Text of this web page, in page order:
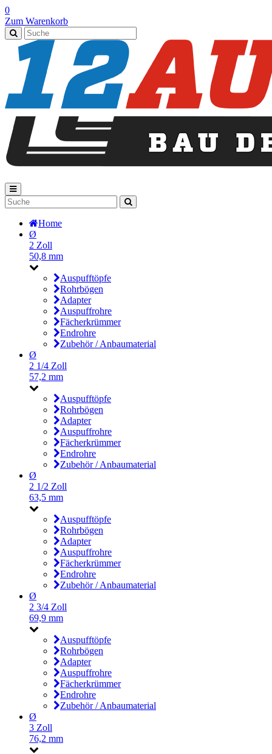
0
Zum Warenkorb
Home
Ø
2 Zoll
50,8 mm
Auspufftöpfe
Rohrbögen
Adapter
Auspuffrohre
Fächerkrümmer
Endrohre
Zubehör / Anbaumaterial
Ø
2 1/4 Zoll
57,2 mm
Auspufftöpfe
Rohrbögen
Adapter
Auspuffrohre
Fächerkrümmer
Endrohre
Zubehör / Anbaumaterial
Ø
2 1/2 Zoll
63,5 mm
Auspufftöpfe
Rohrbögen
Adapter
Auspuffrohre
Fächerkrümmer
Endrohre
Zubehör / Anbaumaterial
Ø
2 3/4 Zoll
69,9 mm
Auspufftöpfe
Rohrbögen
Adapter
Auspuffrohre
Fächerkrümmer
Endrohre
Zubehör / Anbaumaterial
Ø
3 Zoll
76,2 mm